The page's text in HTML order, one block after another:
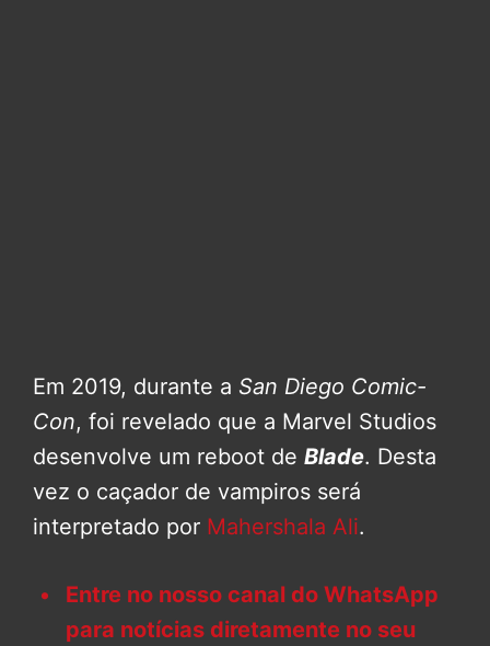
Em 2019, durante a San Diego Comic-
Con, foi revelado que a Marvel Studios
desenvolve um reboot de Blade. Desta
vez o caçador de vampiros será
interpretado por Mahershala Ali.
Entre no nosso canal do WhatsApp
para notícias diretamente no seu